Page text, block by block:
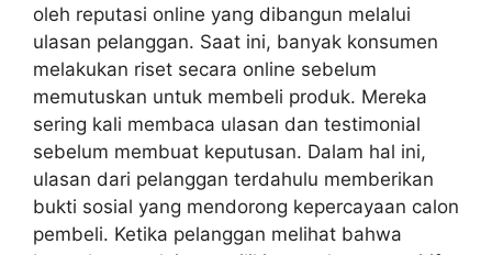
oleh reputasi online yang dibangun melalui
ulasan pelanggan. Saat ini, banyak konsumen
melakukan riset secara online sebelum
memutuskan untuk membeli produk. Mereka
sering kali membaca ulasan dan testimonial
sebelum membuat keputusan. Dalam hal ini,
ulasan dari pelanggan terdahulu memberikan
bukti sosial yang mendorong kepercayaan calon
pembeli. Ketika pelanggan melihat bahwa